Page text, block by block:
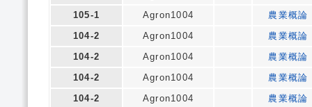
105-1
Agron1004
農業概論
104-2
Agron1004
農業概論
104-2
Agron1004
農業概論
104-2
Agron1004
農業概論
104-2
Agron1004
農業概論